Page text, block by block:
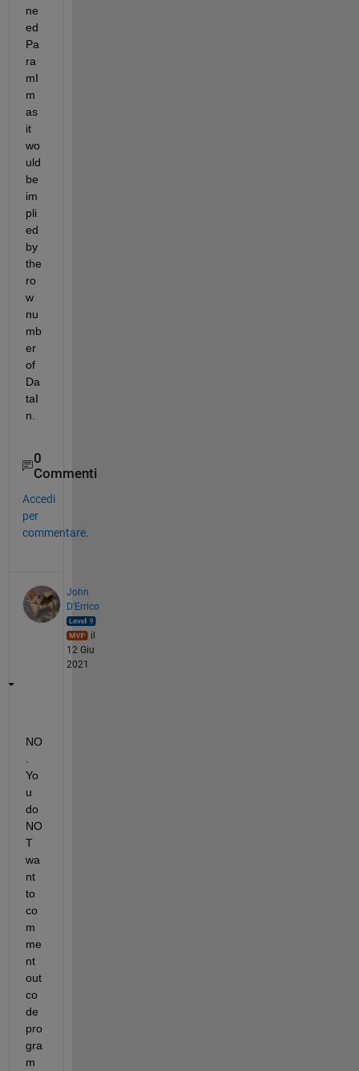
ne
ed
Pa
ra
mI
m
as
it
wo
uld
be
im
pli
ed
by
the
ro
w
nu
mb
er
of
Da
taI
n.
0
Commenti
Accedi
per
commentare.
John
D'Errico
il
12 Giu
2021
NO
Yo
u
do
NO
T
wa
nt
to
co
m
me
nt
out
co
de
pro
gra
m